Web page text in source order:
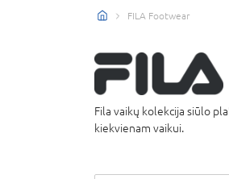
FILA Footwear
Fila vaikų kolekcija siūlo
kiekvienam vaikui.